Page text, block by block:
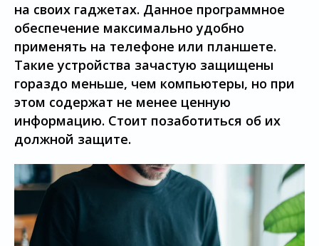
на своих гаджетах. Данное программное
обеспечение максимально удобно
применять на телефоне или планшете.
Такие устройства зачастую защищены
гораздо меньше, чем компьютеры, но при
этом содержат не менее ценную
информацию. Стоит позаботиться об их
должной защите.